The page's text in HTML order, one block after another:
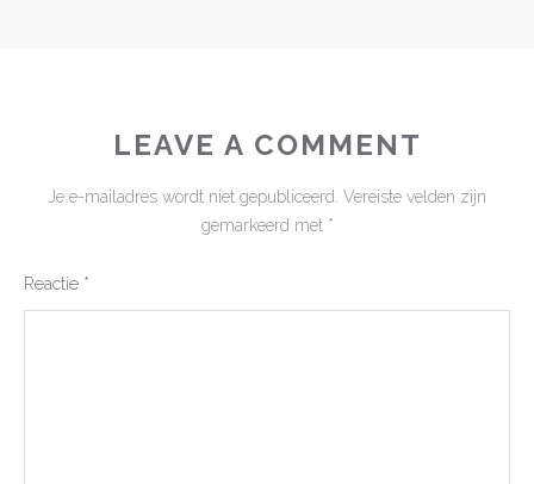
LEAVE A COMMENT
Je e-mailadres wordt niet gepubliceerd. Vereiste velden zijn
gemarkeerd met *
Reactie *